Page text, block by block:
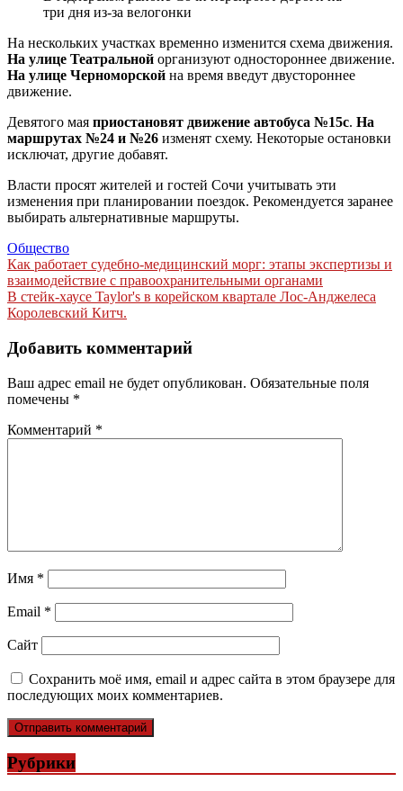
три дня из-за велогонки
На нескольких участках временно изменится схема движения.
На улице Театральной организуют одностороннее движение.
На улице Черноморской на время введут двустороннее
движение.
Девятого мая приостановят движение автобуса №15с. На
маршрутах №24 и №26 изменят схему. Некоторые остановки
исключат, другие добавят.
Власти просят жителей и гостей Сочи учитывать эти
изменения при планировании поездок. Рекомендуется заранее
выбирать альтернативные маршруты.
Общество
Навигация
по
записям
Как работает судебно-медицинский морг: этапы экспертизы и
взаимодействие с правоохранительными органами
В стейк-хаусе Taylor's в корейском квартале Лос-Анджелеса
Королевский Китч.
Добавить комментарий
Ваш адрес email не будет опубликован. Обязательные поля
помечены *
Комментарий *
Имя *
Email *
Сайт
Сохранить моё имя, email и адрес сайта в этом браузере для
последующих моих комментариев.
Рубрики